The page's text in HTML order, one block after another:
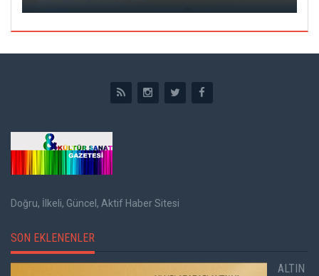
Doğru, İlkeli, Güncel, Aktif Haber Sitesi
SON EKLENENLER
ALTIN